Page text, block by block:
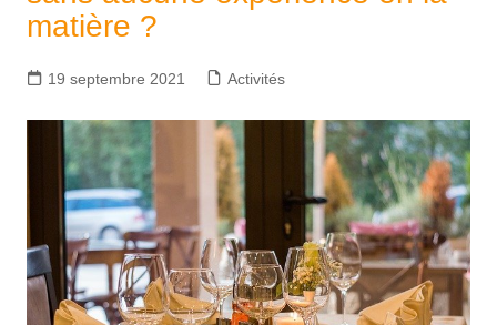
matière ?
19 septembre 2021 Activités